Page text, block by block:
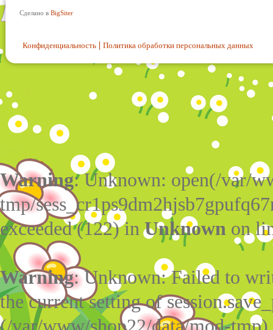
Сделано в BigSiter
Конфиденциальность Политика обработки персональных данных
Warning: Unknown: open(/var/
tmp/
exceeded (122) inUnknown on
Warning: Unknown: Failed to
the current setting of